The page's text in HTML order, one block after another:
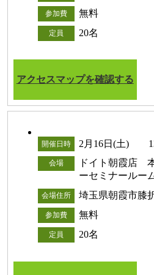
参加費 無料
定員 20名
アクセスマップを確認する
開催日時 2月16日(土) 13
会場
ドイト朝霞店
ーセミナールー
会場住所 埼玉県朝霞市膝
参加費 無料
定員 20名